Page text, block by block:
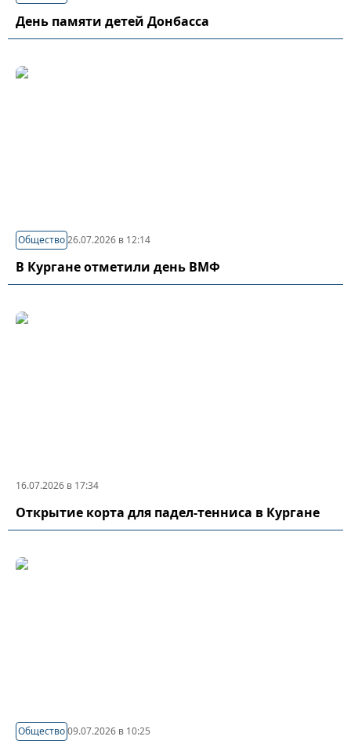
День памяти детей Донбасса
Общество26.07.2026 в 12:14
В Кургане отметили день ВМФ
16.07.2026 в 17:34
Открытие корта для падел-тенниса в Кургане
Общество09.07.2026 в 10:25